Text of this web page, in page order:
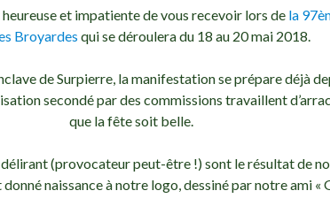
et impatiente de vous recevoir lors de la
Broyardes qui se déroulera du 18 au 20 mai 2018.
de Surpierre, la manifestation se prépare déjà
secondé par des commissions travaillent
que la fête soit belle.
délirant (provocateur peut-être !) sont le résultat de
naissance à notre logo, dessiné par notre ami «